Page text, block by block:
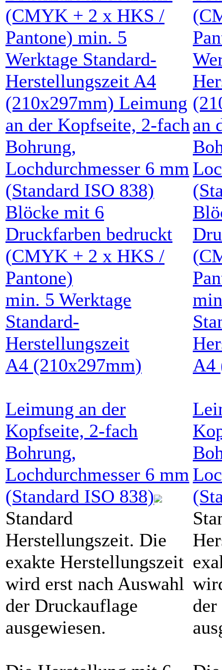
Blöcke mit 6
Druckfarben bedruckt
(CMYK + 2 x HKS /
Pantone)
min. 5 Werktage
Standard-
Herstellungszeit
A4 (210x297mm)
Leimung an der
Kopfseite, 2-fach
Bohrung,
Lochdurchmesser 6 mm
(Standard ISO 838)
Standard
Herstellungszeit. Die
exakte Herstellungszeit
wird erst nach Auswahl
der Druckauflage
ausgewiesen.
(
A4